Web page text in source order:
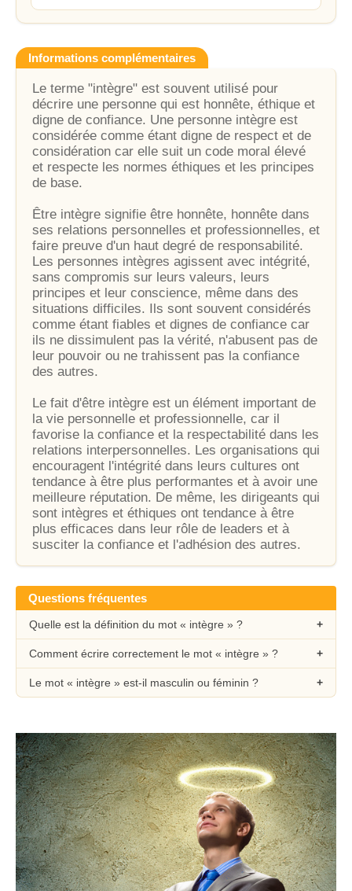
Informations complémentaires
Le terme "intègre" est souvent utilisé pour
décrire une personne qui est honnête, éthique et
digne de confiance. Une personne intègre est
considérée comme étant digne de respect et de
considération car elle suit un code moral élevé
et respecte les normes éthiques et les principes
de base.
Être intègre signifie être honnête, honnête dans
ses relations personnelles et professionnelles, et
faire preuve d'un haut degré de responsabilité.
Les personnes intègres agissent avec intégrité,
sans compromis sur leurs valeurs, leurs
principes et leur conscience, même dans des
situations difficiles. Ils sont souvent considérés
comme étant fiables et dignes de confiance car
ils ne dissimulent pas la vérité, n'abusent pas de
leur pouvoir ou ne trahissent pas la confiance
des autres.
Le fait d'être intègre est un élément important de
la vie personnelle et professionnelle, car il
favorise la confiance et la respectabilité dans les
relations interpersonnelles. Les organisations qui
encouragent l'intégrité dans leurs cultures ont
tendance à être plus performantes et à avoir une
meilleure réputation. De même, les dirigeants qui
sont intègres et éthiques ont tendance à être
plus efficaces dans leur rôle de leaders et à
susciter la confiance et l'adhésion des autres.
Questions fréquentes
Quelle est la définition du mot « intègre » ?
Comment écrire correctement le mot « intègre » ?
Le mot « intègre » est-il masculin ou féminin ?